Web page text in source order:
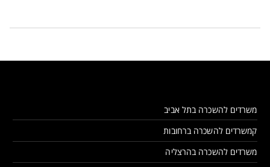
משרדים להשכרה בתל אביב
קמשרדים להשכרה ברחובות
משרדים להשכרה בהרצליה